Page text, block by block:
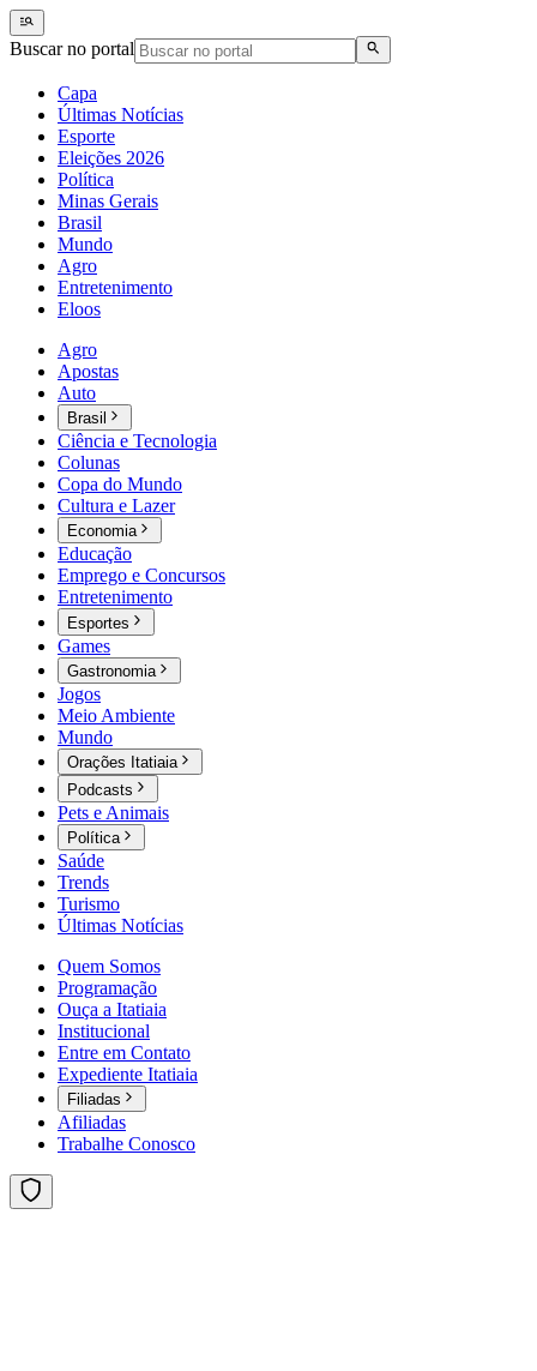
Buscar no portal
Capa
Últimas Notícias
Esporte
Eleições 2026
Política
Minas Gerais
Brasil
Mundo
Agro
Entretenimento
Eloos
Agro
Apostas
Auto
Brasil
Ciência e Tecnologia
Colunas
Copa do Mundo
Cultura e Lazer
Economia
Educação
Emprego e Concursos
Entretenimento
Esportes
Games
Gastronomia
Jogos
Meio Ambiente
Mundo
Orações Itatiaia
Podcasts
Pets e Animais
Política
Saúde
Trends
Turismo
Últimas Notícias
Quem Somos
Programação
Ouça a Itatiaia
Institucional
Entre em Contato
Expediente Itatiaia
Filiadas
Afiliadas
Trabalhe Conosco